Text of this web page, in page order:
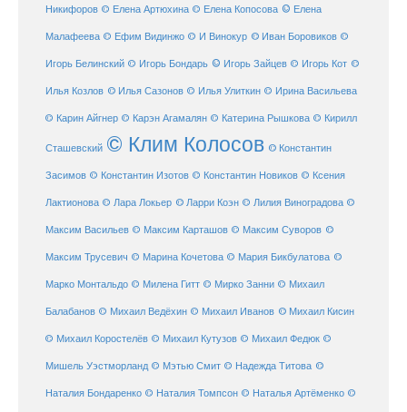
Никифоров © Елена Артюхина © Елена Копосова © Елена
Малафеева © Ефим Видинжо © И Винокур © Иван Боровиков ©
Игорь Белинский © Игорь Бондарь © Игорь Зайцев © Игорь Кот ©
Илья Козлов © Илья Сазонов © Илья Улиткин © Ирина Васильева
© Карин Айгнер © Карэн Агамалян © Катерина Рышкова © Кирилл
Сташевский © Клим Колосов © Константин
Засимов © Константин Изотов © Константин Новиков © Ксения
Лактионова © Лара Локьер © Ларри Коэн © Лилия Виноградова ©
Максим Васильев © Максим Карташов © Максим Суворов ©
Максим Трусевич © Марина Кочетова © Мария Бикбулатова ©
Марко Монтальдо © Милена Гитт © Мирко Занни © Михаил
Балабанов © Михаил Ведёхин © Михаил Иванов © Михаил Кисин
© Михаил Коростелёв © Михаил Кутузов © Михаил Федюк ©
Мишель Уэстморланд © Мэтью Смит © Надежда Титова ©
Наталия Бондаренко © Наталия Томпсон © Наталья Артёменко ©